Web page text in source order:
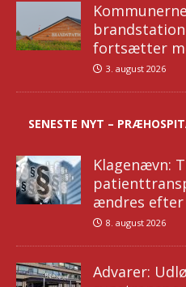
fortsætter
3. august 2026
SENESTE NYT –
Klagenævn:
ændres
8. august 2026
Advarer: